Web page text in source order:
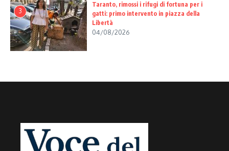
3
Taranto, rimossi i rifugi di fortuna per i
gatti: primo intervento in piazza della
Libertà
04/08/2026